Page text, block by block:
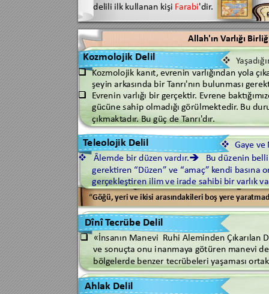
delili ilk kullanan kişi Farabi'dir.
Allah'ın Varlığı

«İnsanın Manevi  Ruhi Aleminden Çıkarılan
ve sonuçta onu inanmaya götüren manevi
bölgelerde benzer tecrübeleri yaşaması ort
Dînî Tecrübe Delil
Ahlak Delil
 Âlemde bir düzen vardır. Bu düzenin belli
gerektiren “Düzen” ve “amaç” kendi basına
gerçekleştiren ilim ve irade sahibi bir varlık
Kozmolojik Delil
 Kozmolojik kanıt, evrenin varlığından yola çık
şeyin arkasında bir Tanrı'nın bulunması gerek
 Evrenin varlığı bir gerçektir. Evrene bak
gücüne sahip olmadığı görülmektedir. Bu
çıkmaktadır. Bu güç de Tanrı'dır.
 Gaye ve
Teleolojik Delil
 Yaşadığı
“Göğü, yeri ve ikisi arasındakileri boş yere yara